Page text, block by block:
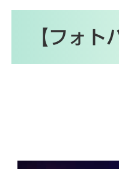
【フォ